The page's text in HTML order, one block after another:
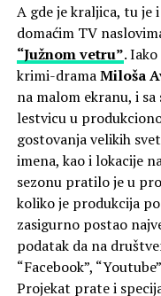
A gde je kraljica, tu je
domaćim TV
“Južnom vetru”.
krimi-dramaMiloša
na malom ekranu, i
lestvicu u
gostovanja velikih
imena, kao i lokacije
sezonu pratilo je u
koliko je produkcija
zasigurno postao
podatak da na
“Facebook”,
Projekat prate i